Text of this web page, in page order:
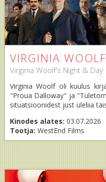
VIRGINIA
Virginia Woolf's Night & Day
Virginia Woolf oli kuulus
"Proua Dalloway" ja
situatsioonidest just üleliia
Kinodes alates: 03.07.2026
Tootja: WestEnd Films